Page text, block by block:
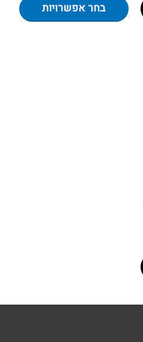
בחר אפשרויות